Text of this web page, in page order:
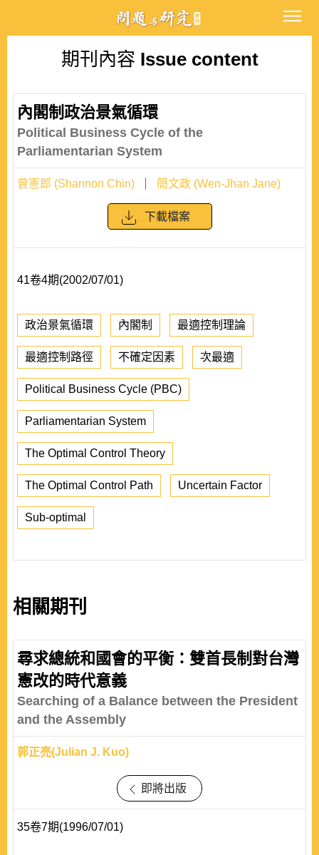
期刊內容 Issue content
內閣制政治景氣循環
Political Business Cycle of the
Parliamentarian System
曾憲郎 (Shannon Chin) 簡文政 (Wen-Jhan Jane)
下載檔案
41卷4期(2002/07/01)
政治景氣循環 內閣制 最適控制理論
最適控制路徑 不確定因素 次最適
Political Business Cycle (PBC)
Parliamentarian System
The Optimal Control Theory
The Optimal Control Path Uncertain Factor
Sub-optimal
相關期刊
尋求總統和國會的平衡：雙首長制對台灣
憲改的時代意義
Searching of a Balance between the President
and the Assembly
郭正亮(Julian J. Kuo)
即將出版
35卷7期(1996/07/01)